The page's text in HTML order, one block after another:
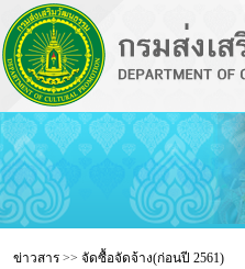
ข่าวสาร>> จัดซื้อจัดจ้าง(ก่อนปี 2561)